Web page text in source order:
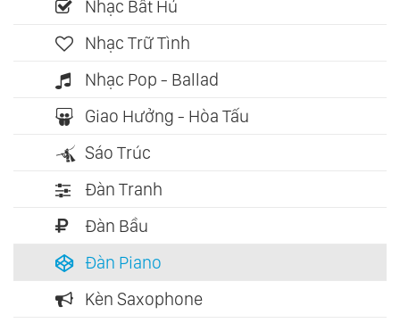
Nhạc Bất Hủ
Nhạc Trữ Tình
Nhạc Pop - Ballad
Giao Hưởng - Hòa Tấu
Sáo Trúc
Đàn Tranh
Đàn Bầu
Đàn Piano
Kèn Saxophone